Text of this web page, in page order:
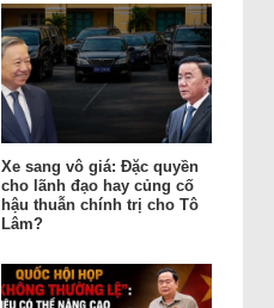
Xe sang vô giá: Đặc quyền
cho lãnh đạo hay củng cố
hậu thuẫn chính trị cho Tô
Lâm?